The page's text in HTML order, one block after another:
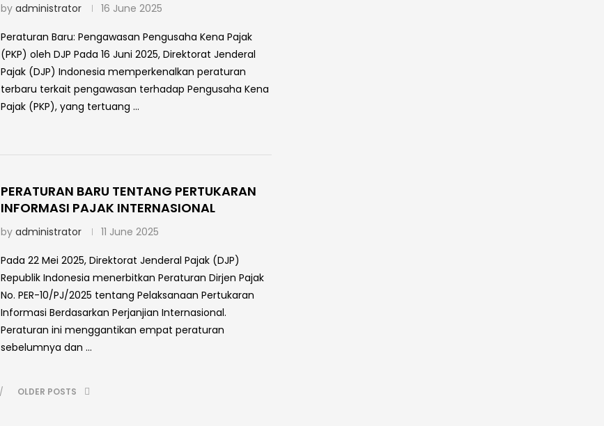
by administrator 16 June 2025
Peraturan Baru: Pengawasan Pengusaha Kena Pajak
(PKP) oleh DJP Pada 16 Juni 2025, Direktorat Jenderal
Pajak (DJP) Indonesia memperkenalkan peraturan
terbaru terkait pengawasan terhadap Pengusaha Kena
Pajak (PKP), yang tertuang …
PERATURAN BARU TENTANG PERTUKARAN
INFORMASI PAJAK INTERNASIONAL
by administrator 11 June 2025
Pada 22 Mei 2025, Direktorat Jenderal Pajak (DJP)
Republik Indonesia menerbitkan Peraturan Dirjen Pajak
No. PER-10/PJ/2025 tentang Pelaksanaan Pertukaran
Informasi Berdasarkan Perjanjian Internasional.
Peraturan ini menggantikan empat peraturan
sebelumnya dan …
OLDER POSTS